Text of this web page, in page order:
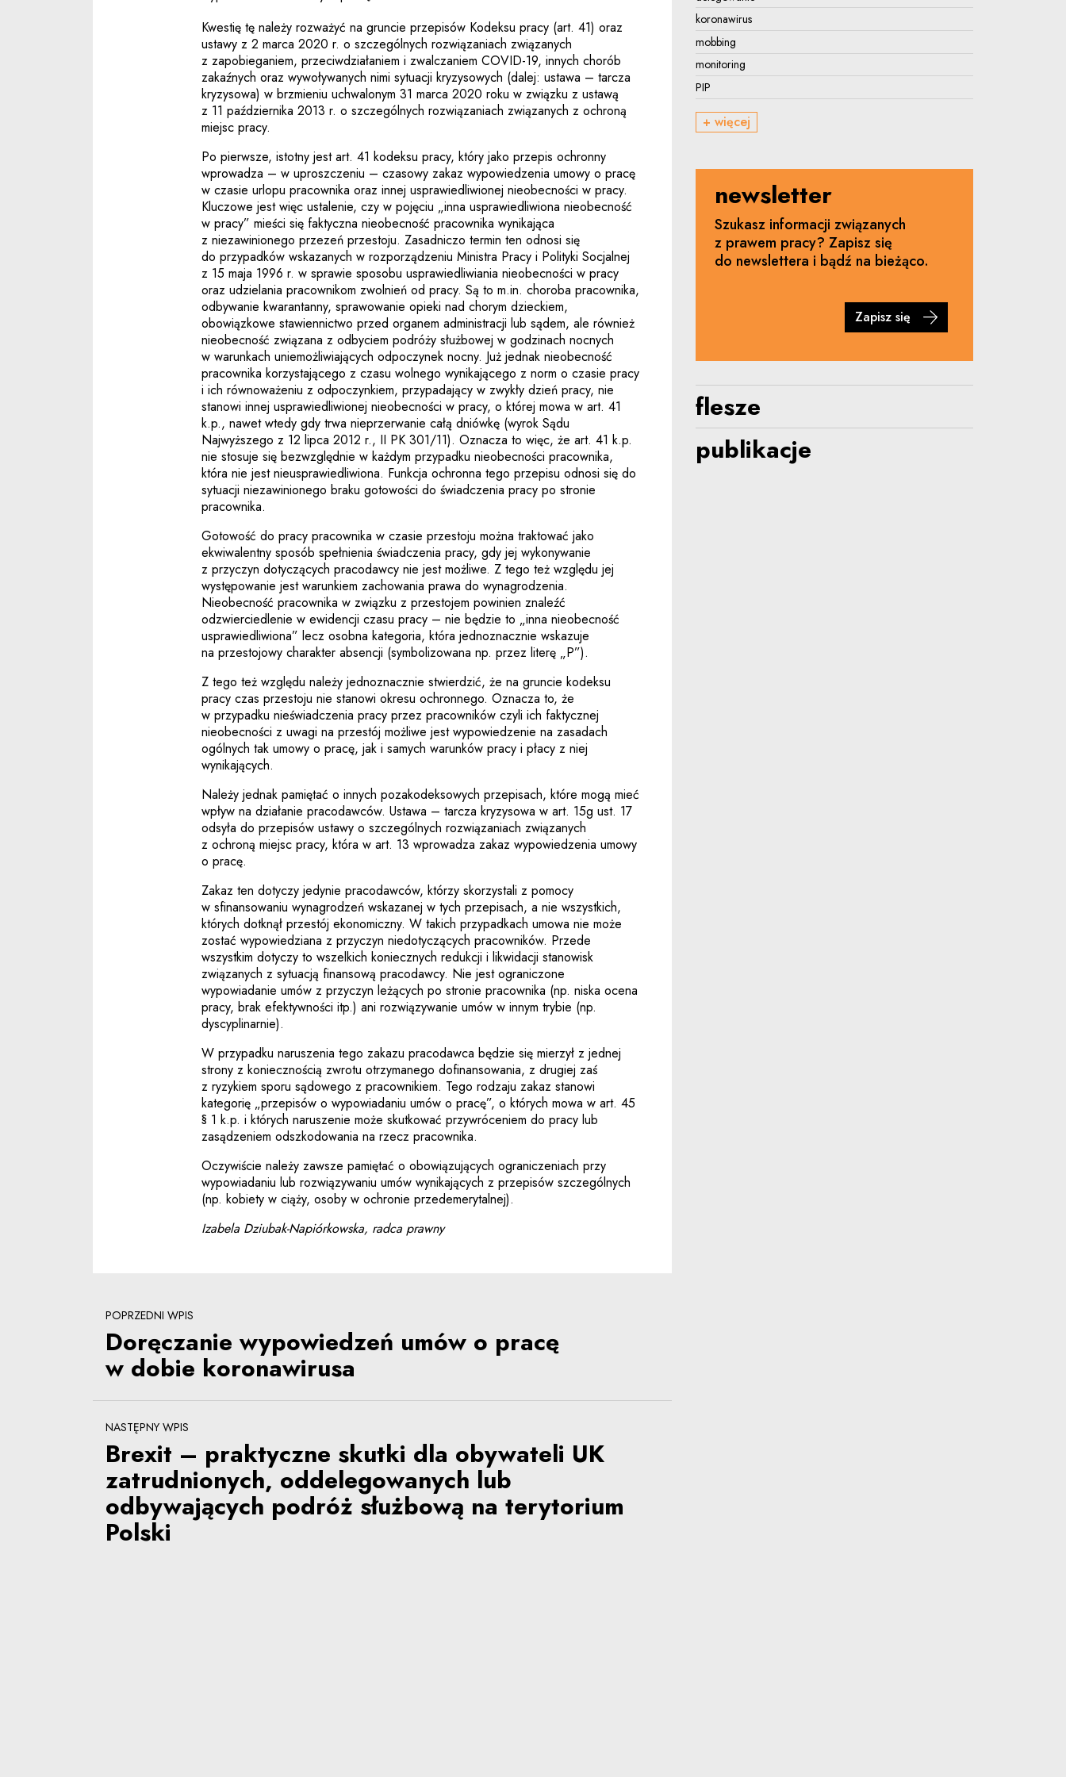
Kwestię tę należy rozważyć na gruncie przepisów Kodeksu pracy (art. 41) oraz
ustawy z 2 marca 2020 r. o szczególnych rozwiązaniach związanych
z zapobieganiem, przeciwdziałaniem i zwalczaniem COVID-19, innych chorób
zakaźnych oraz wywoływanych nimi sytuacji kryzysowych (dalej: ustawa – tarcza
kryzysowa) w brzmieniu uchwalonym 31 marca 2020 roku w związku z ustawą
z 11 października 2013 r. o szczególnych rozwiązaniach związanych z ochroną
miejsc pracy.
Po pierwsze, istotny jest art. 41 kodeksu pracy, który jako przepis ochronny
wprowadza – w uproszczeniu – czasowy zakaz wypowiedzenia umowy o pracę
w czasie urlopu pracownika oraz innej usprawiedliwionej nieobecności w pracy.
Kluczowe jest więc ustalenie, czy w pojęciu „inna usprawiedliwiona nieobecność
w pracy” mieści się faktyczna nieobecność pracownika wynikająca
z niezawinionego przezeń przestoju. Zasadniczo termin ten odnosi się
do przypadków wskazanych w rozporządzeniu Ministra Pracy i Polityki Socjalnej
z 15 maja 1996 r. w sprawie sposobu usprawiedliwiania nieobecności w pracy
oraz udzielania pracownikom zwolnień od pracy. Są to m.in. choroba pracownika,
odbywanie kwarantanny, sprawowanie opieki nad chorym dzieckiem,
obowiązkowe stawiennictwo przed organem administracji lub sądem, ale również
nieobecność związana z odbyciem podróży służbowej w godzinach nocnych
w warunkach uniemożliwiających odpoczynek nocny. Już jednak nieobecność
pracownika korzystającego z czasu wolnego wynikającego z norm o czasie pracy
i ich równoważeniu z odpoczynkiem, przypadający w zwykły dzień pracy, nie
stanowi innej usprawiedliwionej nieobecności w pracy, o której mowa w art. 41
k.p., nawet wtedy gdy trwa nieprzerwanie całą dniówkę (wyrok Sądu
Najwyższego z 12 lipca 2012 r., II PK 301/11). Oznacza to więc, że art. 41 k.p.
nie stosuje się bezwzględnie w każdym przypadku nieobecności pracownika,
która nie jest nieusprawiedliwiona. Funkcja ochronna tego przepisu odnosi się do
sytuacji niezawinionego braku gotowości do świadczenia pracy po stronie
pracownika.
Gotowość do pracy pracownika w czasie przestoju można traktować jako
ekwiwalentny sposób spełnienia świadczenia pracy, gdy jej wykonywanie
z przyczyn dotyczących pracodawcy nie jest możliwe. Z tego też względu jej
występowanie jest warunkiem zachowania prawa do wynagrodzenia.
Nieobecność pracownika w związku z przestojem powinien znaleźć
odzwierciedlenie w ewidencji czasu pracy – nie będzie to „inna nieobecność
usprawiedliwiona” lecz osobna kategoria, która jednoznacznie wskazuje
na przestojowy charakter absencji (symbolizowana np. przez literę „P”).
Z tego też względu należy jednoznacznie stwierdzić, że na gruncie kodeksu
pracy czas przestoju nie stanowi okresu ochronnego. Oznacza to, że
w przypadku nieświadczenia pracy przez pracowników czyli ich faktycznej
nieobecności z uwagi na przestój możliwe jest wypowiedzenie na zasadach
ogólnych tak umowy o pracę, jak i samych warunków pracy i płacy z niej
wynikających.
Należy jednak pamiętać o innych pozakodeksowych przepisach, które mogą mieć
wpływ na działanie pracodawców. Ustawa – tarcza kryzysowa w art. 15g ust. 17
odsyła do przepisów ustawy o szczególnych rozwiązaniach związanych
z ochroną miejsc pracy, która w art. 13 wprowadza zakaz wypowiedzenia umowy
o pracę.
Zakaz ten dotyczy jedynie pracodawców, którzy skorzystali z pomocy
w sfinansowaniu wynagrodzeń wskazanej w tych przepisach, a nie wszystkich,
których dotknął przestój ekonomiczny. W takich przypadkach umowa nie może
zostać wypowiedziana z przyczyn niedotyczących pracowników. Przede
wszystkim dotyczy to wszelkich koniecznych redukcji i likwidacji stanowisk
związanych z sytuacją finansową pracodawcy. Nie jest ograniczone
wypowiadanie umów z przyczyn leżących po stronie pracownika (np. niska ocena
pracy, brak efektywności itp.) ani rozwiązywanie umów w innym trybie (np.
dyscyplinarnie).
W przypadku naruszenia tego zakazu pracodawca będzie się mierzył z jednej
strony z koniecznością zwrotu otrzymanego dofinansowania, z drugiej zaś
z ryzykiem sporu sądowego z pracownikiem. Tego rodzaju zakaz stanowi
kategorię „przepisów o wypowiadaniu umów o pracę”, o których mowa w art. 45
§ 1 k.p. i których naruszenie może skutkować przywróceniem do pracy lub
zasądzeniem odszkodowania na rzecz pracownika.
Oczywiście należy zawsze pamiętać o obowiązujących ograniczeniach przy
wypowiadaniu lub rozwiązywaniu umów wynikających z przepisów szczególnych
(np. kobiety w ciąży, osoby w ochronie przedemerytalnej).
Izabela Dziubak-Napiórkowska, radca prawny
POPRZEDNI WPIS
Doręczanie wypowiedzeń umów o pracę
w dobie koronawirusa
NASTĘPNY WPIS
Brexit – praktyczne skutki dla obywateli UK
zatrudnionych, oddelegowanych lub
odbywających podróż służbową na terytorium
Polski
koronawirus
mobbing
monitoring
PIP
+ więcej
newsletter
Szukasz informacji związanych
z prawem pracy? Zapisz się
do newslettera i bądź na bieżąco.
Zapisz się
flesze
publikacje